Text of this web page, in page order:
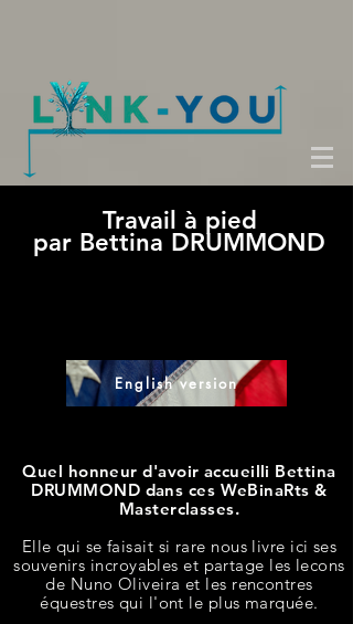
Travail à pied
par Bettina DRUMMOND
English version
Quel honneur d'avoir accueilli Bettina
DRUMMOND dans ces WeBinaRts &
Masterclasses.
Elle qui se faisait si rare nous livre ici ses
souvenirs incroyables et partage les lecons
de Nuno Oliveira et les rencontres
équestres qui l'ont le plus marquée.